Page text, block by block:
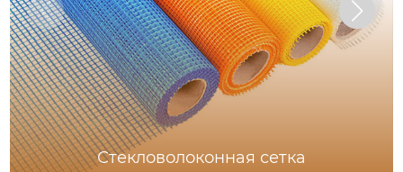
Стекловолоконная сетка